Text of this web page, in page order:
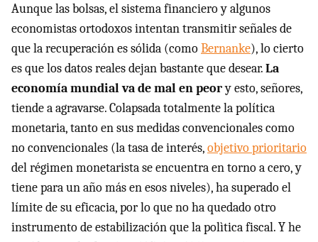
Aunque las bolsas, el sistema financiero y algunos
economistas ortodoxos intentan transmitir señales de
que la recuperación es sólida (comoBernanke), lo cierto
es que los datos reales dejan bastante que desear.La
economía mundial va de mal en peory esto, señores,
tiende a agravarse. Colapsada totalmente la política
monetaria, tanto en sus medidas convencionales como
no convencionales (la tasa de interés,objetivo prioritario
del régimen monetarista se encuentra en torno a cero, y
tiene para un año más en esos niveles), ha superado el
límite de su eficacia, por lo que no ha quedado otro
instrumento de estabilización que la polìtica fiscal. Y he